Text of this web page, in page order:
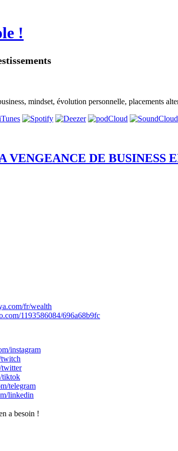
!
mindset, évolution personnelle, placements
VENGEANCE DE BUSINESS
fr/wealth
1193586084/696a68b9fc
instagram
twitter
tiktok
telegram
linkedin
a besoin !